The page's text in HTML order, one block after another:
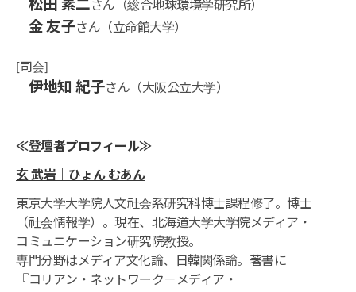
松田 素二さん（総合地球環境学研究所）
金 友子さん（立命館大学）
[司会]
伊地知 紀子さん（大阪公立大学）
≪登壇者プロフィール≫
玄 武岩｜ひょん むあん
東京大学大学院人文社会系研究科博士課程修了。博士
（社会情報学）。現在、北海道大学大学院メディア・
コミュニケーション研究院教授。
専門分野はメディア文化論、日韓関係論。著書に
『コリアン・ネットワーク－メディア・